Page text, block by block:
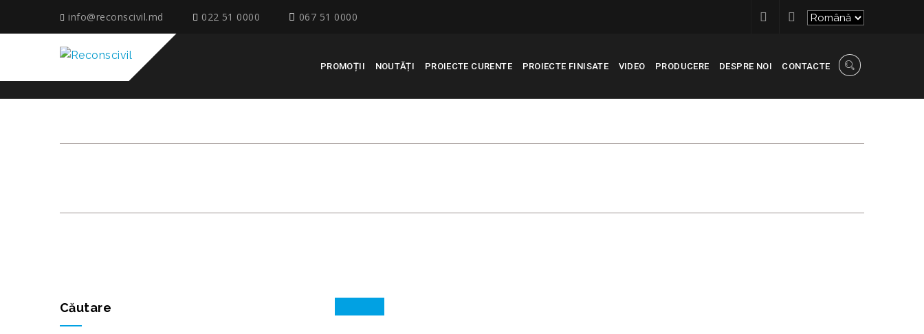
info@reconscivil.md 022 51 0000 067 51 0000
PROMOȚII NOUTĂȚI PROIECTE CURENTE PROIECTE FINISATE VIDEO PRODUCERE DESPRE NOI CONTACTE
Căutare